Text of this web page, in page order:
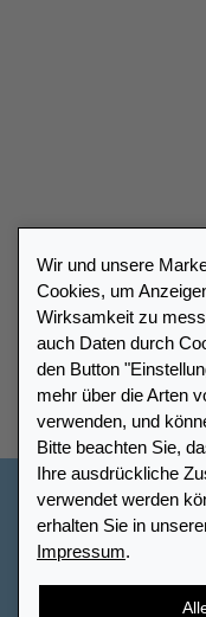
Meinen
Wir und unsere
Cookies, um
Wirksamkeit zu
auch Daten durch
den Button
mehr über die Arten
verwenden, und
Bitte beachten Sie,
Ihre ausdrückliche
verwendet werden
erhalten Sie in
Impressum.
Cookie-